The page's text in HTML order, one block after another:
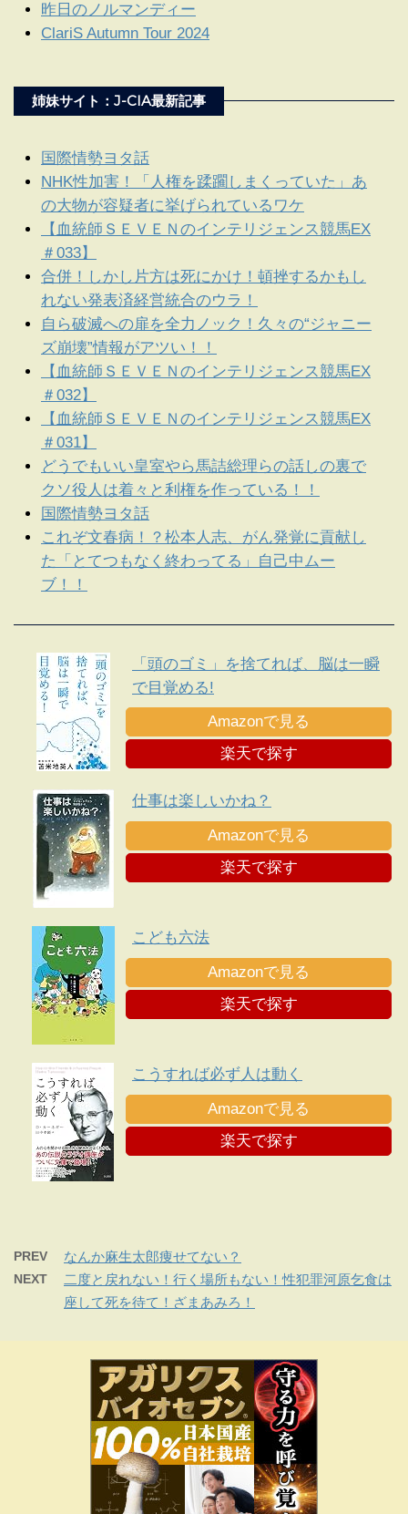
昨日のノルマンディー
ClariS Autumn Tour 2024
姉妹サイト：J-CIA最新記事
国際情勢ヨタ話
NHK性加害！「人権を蹂躙しまくっていた」あ
の大物が容疑者に挙げられているワケ
【血統師ＳＥＶＥＮのインテリジェンス競馬EX
＃033】
合併！しかし片方は死にかけ！頓挫するかもし
れない発表済経営統合のウラ！
自ら破滅への扉を全力ノック！久々の“ジャニー
ズ崩壊”情報がアツい！！
【血統師ＳＥＶＥＮのインテリジェンス競馬EX
＃032】
【血統師ＳＥＶＥＮのインテリジェンス競馬EX
＃031】
どうでもいい皇室やら馬詰総理らの話しの裏で
クソ役人は着々と利権を作っている！！
国際情勢ヨタ話
これぞ文春病！？松本人志、がん発覚に貢献し
た「とてつもなく終わってる」自己中ムー
ブ！！
「頭のゴミ」を捨てれば、脳は一瞬
で目覚める!
Amazonで見る
楽天で探す
仕事は楽しいかね？
Amazonで見る
楽天で探す
こども六法
Amazonで見る
楽天で探す
こうすれば必ず人は動く
Amazonで見る
楽天で探す
PREV なんか麻生太郎痩せてない？
NEXT
二度と戻れない！行く場所もない！性犯罪河原乞食は
座して死を待て！ざまあみろ！